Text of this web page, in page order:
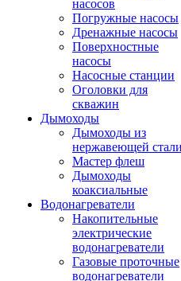
насосов
Погружные насосы
Дренажные насосы
Поверхностные
насосы
Насосные станции
Оголовки для
скважин
Дымоходы
Дымоходы из
нержавеющей стали
Мастер флеш
Дымоходы
коаксиальные
Водонагреватели
Накопительные
электрические
водонагреватели
Газовые проточные
водонагреватели